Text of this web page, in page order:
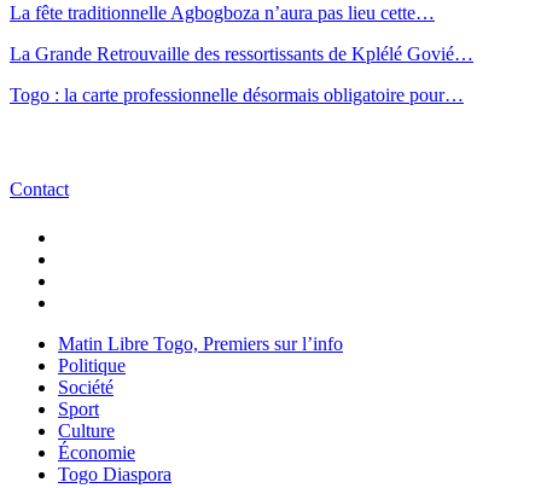
La fête traditionnelle Agbogboza n’aura pas lieu cette…
La Grande Retrouvaille des ressortissants de Kplélé Govié…
Togo : la carte professionnelle désormais obligatoire pour…
Contact
Matin Libre Togo, Premiers sur l’info
Politique
Société
Sport
Culture
Économie
Togo Diaspora